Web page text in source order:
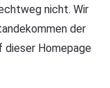
nicht. Wir
der
dieser Homepage